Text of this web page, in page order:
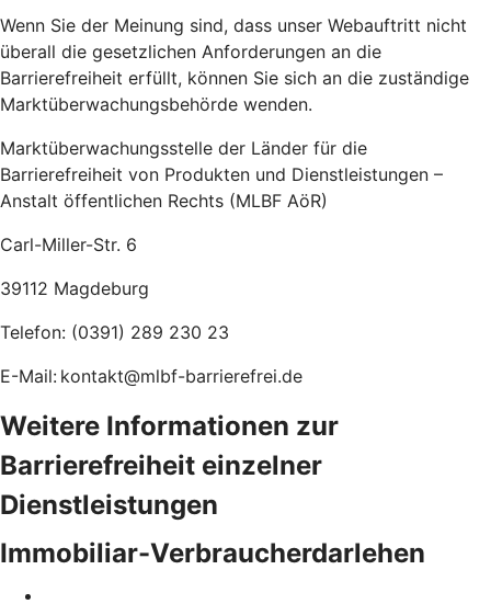
Wenn Sie der Meinung sind, dass unser Webauftritt nicht
überall die gesetzlichen Anforderungen an die
Barrierefreiheit erfüllt, können Sie sich an die zuständige
Marktüberwachungsbehörde wenden.
Marktüberwachungsstelle der Länder für die
Barrierefreiheit von Produkten und Dienstleistungen –
Anstalt öffentlichen Rechts (MLBF AöR)
Carl-Miller-Str. 6
39112 Magdeburg
Telefon: (0391) 289 230 23
E-Mail: kontakt@mlbf-barrierefrei.de
Weitere Informationen zur
Barrierefreiheit einzelner
Dienstleistungen
Immobiliar-Verbraucherdarlehen